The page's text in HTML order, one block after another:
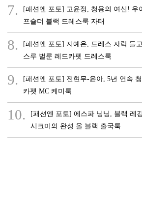
7.
[패션엔 포토] 고윤정, 청용의 여신! 우
프숄더 블랙 드레스룩 자태
8.
[패션엔 포토] 지예은, 드레스 자락 들
스루 벌룬 레드카펫 드레스룩
9.
[패션엔 포토] 전현무-윤아, 5년 연속
카펫 MC 케미룩
10.
[패션엔 포토] 에스파 닝닝, 블랙 레
시크미의 완성 올 블랙 출국룩